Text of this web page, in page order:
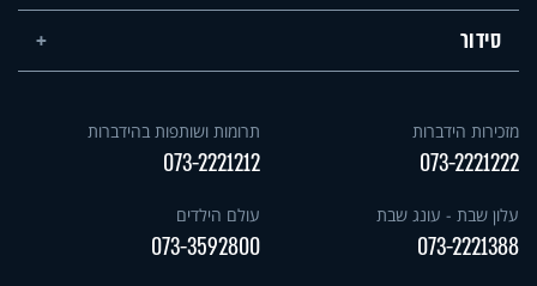
סידור
מזכירות הידברות
073-2221222
תרומות ושותפות בהידברות
073-2221212
עלון שבת - עונג שבת
073-2221388
עולם הילדים
073-3592800